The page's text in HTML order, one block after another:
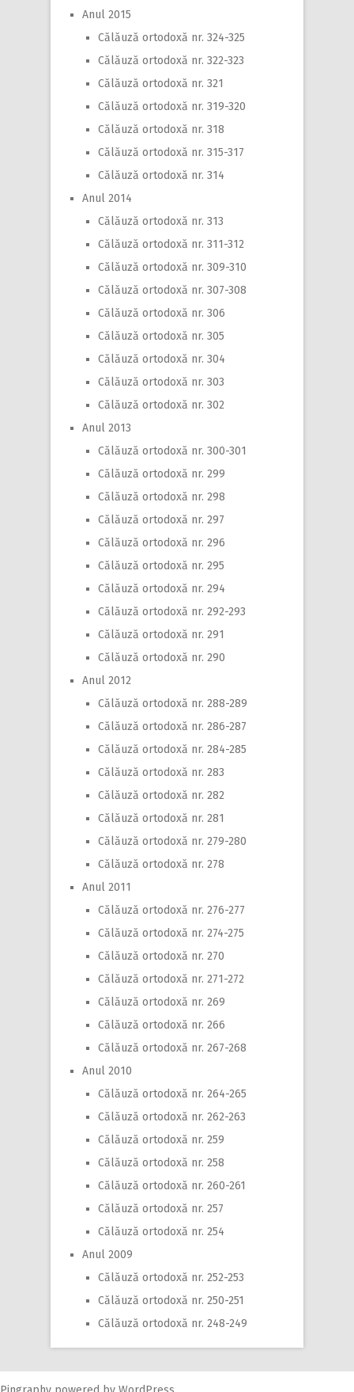
Anul 2015
Călăuză ortodoxă nr. 324-325
Călăuză ortodoxă nr. 322-323
Călăuză ortodoxă nr. 321
Călăuză ortodoxă nr. 319-320
Călăuză ortodoxă nr. 318
Călăuză ortodoxă nr. 315-317
Călăuză ortodoxă nr. 314
Anul 2014
Călăuză ortodoxă nr. 313
Călăuză ortodoxă nr. 311-312
Călăuză ortodoxă nr. 309-310
Călăuză ortodoxă nr. 307-308
Călăuză ortodoxă nr. 306
Călăuză ortodoxă nr. 305
Călăuză ortodoxă nr. 304
Călăuză ortodoxă nr. 303
Călăuză ortodoxă nr. 302
Anul 2013
Călăuză ortodoxă nr. 300-301
Călăuză ortodoxă nr. 299
Călăuză ortodoxă nr. 298
Călăuză ortodoxă nr. 297
Călăuză ortodoxă nr. 296
Călăuză ortodoxă nr. 295
Călăuză ortodoxă nr. 294
Călăuză ortodoxă nr. 292-293
Călăuză ortodoxă nr. 291
Călăuză ortodoxă nr. 290
Anul 2012
Călăuză ortodoxă nr. 288-289
Călăuză ortodoxă nr. 286-287
Călăuză ortodoxă nr. 284-285
Călăuză ortodoxă nr. 283
Călăuză ortodoxă nr. 282
Călăuză ortodoxă nr. 281
Călăuză ortodoxă nr. 279-280
Călăuză ortodoxă nr. 278
Anul 2011
Călăuză ortodoxă nr. 276-277
Călăuză ortodoxă nr. 274-275
Călăuză ortodoxă nr. 270
Călăuză ortodoxă nr. 271-272
Călăuză ortodoxă nr. 269
Călăuză ortodoxă nr. 266
Călăuză ortodoxă nr. 267-268
Anul 2010
Călăuză ortodoxă nr. 264-265
Călăuză ortodoxă nr. 262-263
Călăuză ortodoxă nr. 259
Călăuză ortodoxă nr. 258
Călăuză ortodoxă nr. 260-261
Călăuză ortodoxă nr. 257
Călăuză ortodoxă nr. 254
Anul 2009
Călăuză ortodoxă nr. 252-253
Călăuză ortodoxă nr. 250-251
Călăuză ortodoxă nr. 248-249